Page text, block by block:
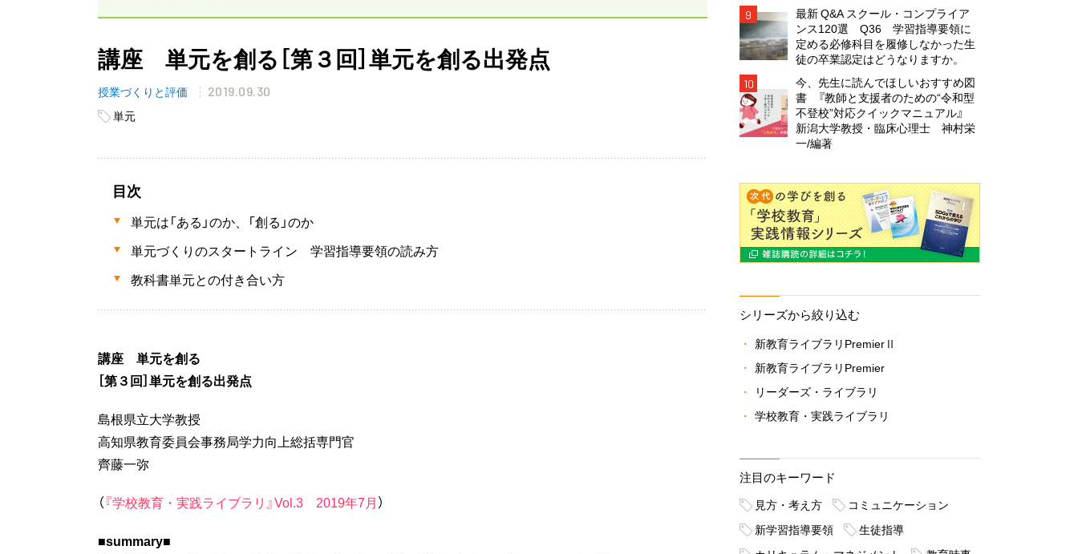
講座 単元を創る［第３回］単元を創る出発点
授業づくりと評価 2019.09.30
単元
目次
単元は「ある」のか、「創る」のか
単元づくりのスタートライン 学習指導要領の読み方
教科書単元との付き合い方
講座 単元を創る
［第３回］単元を創る出発点
島根県立大学教授
高知県教育委員会事務局学力向上総括専門官
齊藤一弥
（『学校教育・実践ライブラリ』Vol.3 2019年7月）
■summary■
9
最新 Q&A スクール・コンプライア
ンス120選 Q36 学習指導要領に
定める必修科目を履修しなかった生
徒の卒業認定はどうなりますか。
10
今、先生に読んでほしいおすすめ図
書 『教師と支援者のための“令和型
不登校”対応クイックマニュアル』
新潟大学教授・臨床心理士 神村栄
一/編著
シリーズから絞り込む
新教育ライブラリPremierⅡ
新教育ライブラリPremier
リーダーズ・ライブラリ
学校教育・実践ライブラリ
注目のキーワード
見方・考え方
コミュニケーション
新学習指導要領
生徒指導